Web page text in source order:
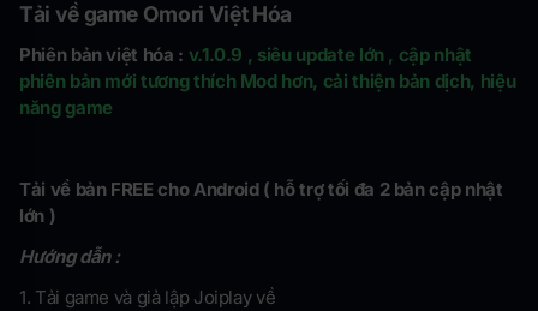
Tải về game Omori Việt Hóa
Phiên bản việt hóa : v.1.0.9 , siêu update lớn , cập nhật
phiên bản mới tương thích Mod hơn, cải thiện bản dịch, hiệu
năng game
Tải về bản FREE cho Android ( hỗ trợ tối đa 2 bản cập nhật
lớn )
Hướng dẫn :
1. Tải game và giả lập Joiplay về